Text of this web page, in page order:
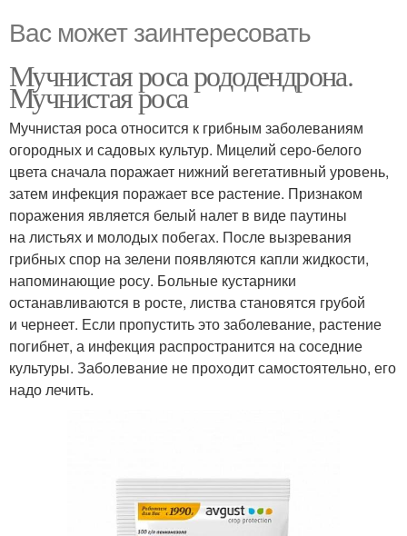
Вас может заинтересовать
Мучнистая роса рододендрона.
Мучнистая роса
Мучнистая роса относится к грибным заболеваниям
огородных и садовых культур. Мицелий серо-белого
цвета сначала поражает нижний вегетативный уровень,
затем инфекция поражает все растение. Признаком
поражения является белый налет в виде паутины
на листьях и молодых побегах. После вызревания
грибных спор на зелени появляются капли жидкости,
напоминающие росу. Больные кустарники
останавливаются в росте, листва становятся грубой
и чернеет. Если пропустить это заболевание, растение
погибнет, а инфекция распространится на соседние
культуры. Заболевание не проходит самостоятельно, его
надо лечить.